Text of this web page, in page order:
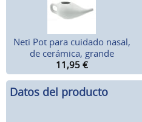
Neti Pot para cuidado nasal,
de cerámica, grande
11,95 €
Datos del producto